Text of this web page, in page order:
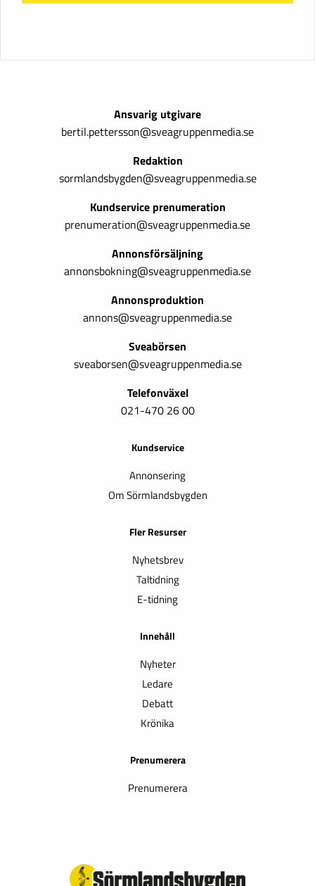
Ansvarig utgivare
bertil.pettersson@sveagruppenmedia.se
Redaktion
sormlandsbygden@sveagruppenmedia.se
Kundservice prenumeration
prenumeration@sveagruppenmedia.se
Annonsförsäljning
annonsbokning@sveagruppenmedia.se
Annonsproduktion
annons@sveagruppenmedia.se
Sveabörsen
sveaborsen@sveagruppenmedia.se
Telefonväxel
021-470 26 00
Kundservice
Annonsering
Om Sörmlandsbygden
Fler Resurser
Nyhetsbrev
Taltidning
E-tidning
Innehåll
Nyheter
Ledare
Debatt
Krönika
Prenumerera
Prenumerera